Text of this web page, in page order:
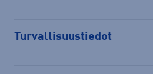
Turvallisuustiedot